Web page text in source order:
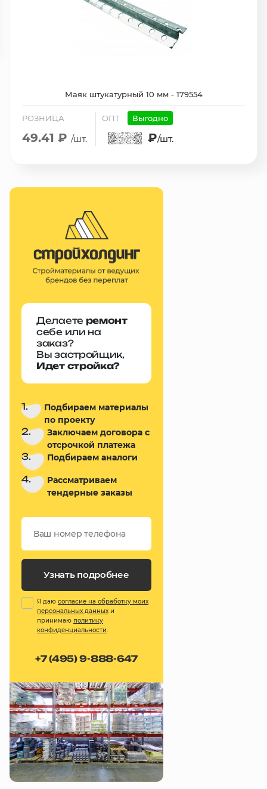
Маяк штукатурный 10 мм - 179554
РОЗНИЦА
49.41 ₽ /шт.
ОПТ Выгодно
₽/шт.
Делаете ремонт
себе или на
заказ?
Вы застройщик,
Идет стройка?
1.
Подбираем материалы
по проекту
2.
Заключаем договора с
отсрочкой платежа
3. Подбираем аналоги
4.
Рассматриваем
тендерные заказы
Узнать подробнее
Я даю согласие на обработку моих
персональных данных и
принимаю политику
конфиденциальности.
+7 (495) 9-888-647